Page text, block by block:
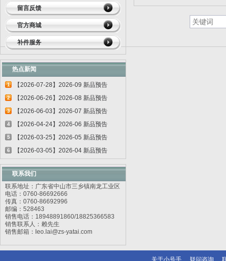
留言反馈
官方商城
补件服务
热点新闻
1 【2026-07-28】2026-09 新品预告
2 【2026-06-26】2026-08 新品预告
3 【2026-06-03】2026-07 新品预告
4 【2026-04-24】2026-06 新品预告
5 【2026-03-25】2026-05 新品预告
6 【2026-03-05】2026-04 新品预告
联系我们
联系地址：广东省中山市三乡镇南龙工业区
电话：0760-86692666
传真：0760-86692996
邮编：528463
销售电话：18948891860/18825366583
销售联系人：赖先生
销售邮箱： eo.lai@zs-yatai.com
关于小号手 疑问咨询